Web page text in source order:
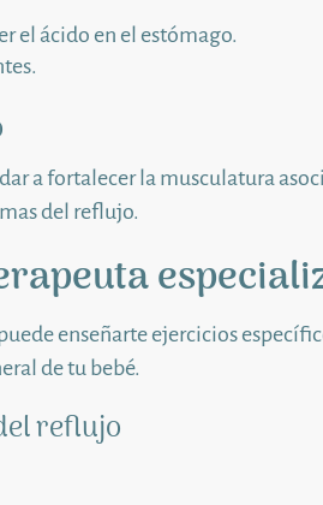
el ácido en el estómago.
a fortalecer la musculatura
del reflujo.
enseñarte ejercicios
de tu bebé.
reflujo